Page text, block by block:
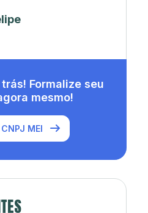
e sorveteria
- RJ
Formalize seu
mesmo!
MEI